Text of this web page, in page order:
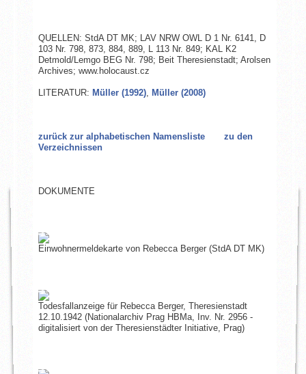
QUELLEN: StdA DT MK; LAV NRW OWL D 1 Nr. 6141, D
103 Nr. 798, 873, 884, 889, L 113 Nr. 849; KAL K2
Detmold/Lemgo BEG Nr. 798; Beit Theresienstadt; Arolsen
Archives; www.holocaust.cz
LITERATUR: Müller (1992), Müller (2008)
zurück zur alphabetischen Namensliste
zu den
Verzeichnissen
DOKUMENTE
Einwohnermeldekarte von Rebecca Berger (StdA DT MK)
Todesfallanzeige für Rebecca Berger, Theresienstadt
12.10.1942 (Nationalarchiv Prag HBMa, Inv. Nr. 2956 -
digitalisiert von der Theresienstädter Initiative, Prag)